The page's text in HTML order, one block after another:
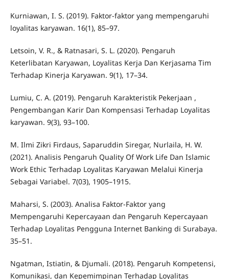
Kurniawan, I. S. (2019). Faktor-faktor yang mempengaruhi
loyalitas karyawan. 16(1), 85–97.
Letsoin, V. R., & Ratnasari, S. L. (2020). Pengaruh
Keterlibatan Karyawan, Loyalitas Kerja Dan Kerjasama Tim
Terhadap Kinerja Karyawan. 9(1), 17–34.
Lumiu, C. A. (2019). Pengaruh Karakteristik Pekerjaan ,
Pengembangan Karir Dan Kompensasi Terhadap Loyalitas
karyawan. 9(3), 93–100.
M. Ilmi Zikri Firdaus, Saparuddin Siregar, Nurlaila, H. W.
(2021). Analisis Pengaruh Quality Of Work Life Dan Islamic
Work Ethic Terhadap Loyalitas Karyawan Melalui Kinerja
Sebagai Variabel. 7(03), 1905–1915.
Maharsi, S. (2003). Analisa Faktor-Faktor yang
Mempengaruhi Kepercayaan dan Pengaruh Kepercayaan
Terhadap Loyalitas Pengguna Internet Banking di Surabaya.
35–51.
Ngatman, Istiatin, & Djumali. (2018). Pengaruh Kompetensi,
Komunikasi, dan Kepemimpinan Terhadap Loyalitas